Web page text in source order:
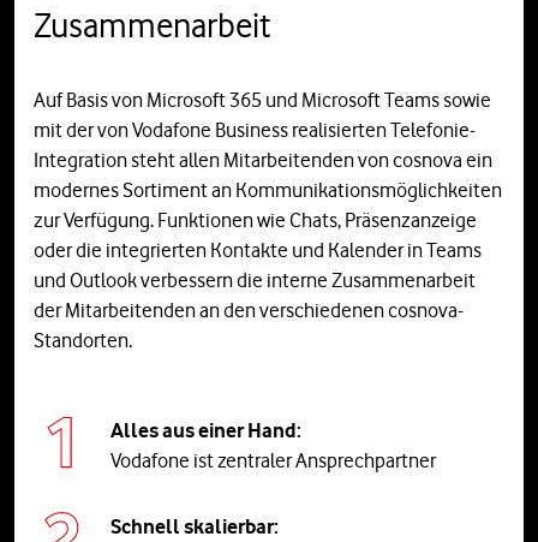
Zusammenarbeit
Auf Basis von Microsoft 365 und Microsoft Teams sowie
mit der von Vodafone Business realisierten Telefonie-
Integration steht allen Mitarbeitenden von cosnova ein
modernes Sortiment an Kommunikationsmöglichkeiten
zur Verfügung. Funktionen wie Chats, Präsenzanzeige
oder die integrierten Kontakte und Kalender in Teams
und Outlook verbessern die interne Zusammenarbeit
der Mitarbeitenden an den verschiedenen cosnova-
Standorten.
Alles aus einer Hand:
Vodafone ist zentraler Ansprechpartner
Schnell skalierbar: